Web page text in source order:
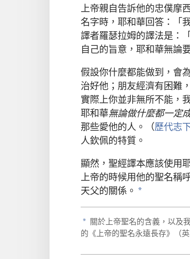
上帝親自告訴他的忠僕摩
名字時 ， 耶和華回答 ：「
譯者羅瑟拉姆的譯法是 ：
自己的旨意 ， 耶和華無論
假設你什麼都能做到 ， 會
治好他 ； 朋友經濟有困難 ，
實際上你並非無所不能 ，
耶和華無論做什麼都一定
那些愛他的人 。（歷代志
人欽佩的特質 。
顯然 ， 聖經譯本應該使用
上帝的時候用他的聖名稱
天父的關係 。 a
a 關於 上帝聖名的含義 ， 以及
的 《 上帝的聖名永遠長存》（